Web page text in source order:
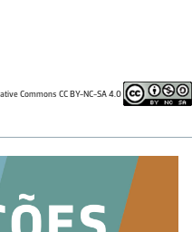
Commons CC BY-NC-SA 4.0